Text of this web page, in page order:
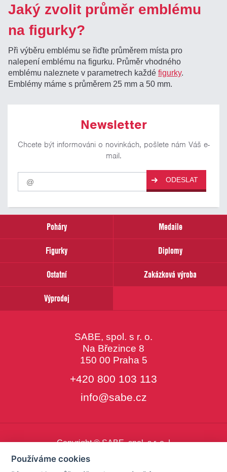
Jaký zvolit průměr emblému
na figurky?
Při výběru emblému se řiďte průměrem místa pro
nalepení emblému na figurku. Průměr vhodného
emblému naleznete v parametrech každéfigurky.
Emblémy máme s průměrem 25 mm a 50 mm.
Newsletter
Chcete být informováni o novinkách, pošlete nám Váš e-
mail.
Pro
odběr
našich
email
ODESLAT
Poháry
Medaile
Figurky
Diplomy
Ostatní
Zakázková výroba
Výprodej
SABE, spol. s r. o.
Na Březince 8
150 00 Praha 5
+420 800 103 113
info@sabe.cz
Copyright © SABE, spol. s r. o. |
Používáme cookies